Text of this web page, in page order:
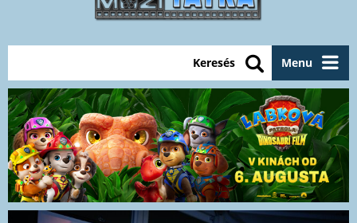
Menu
Keresés